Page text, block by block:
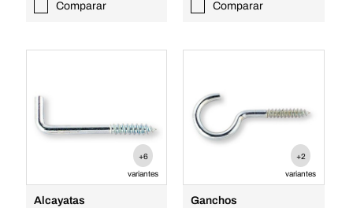
Comparar Comparar
+6
variantes
Alcayatas
+2
variantes
Ganchos